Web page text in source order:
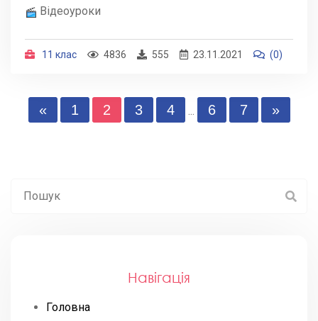
Відеоуроки
11 клас 4836 555 23.11.2021 (0)
« 1 2 3 4 6 7 »
Навігація
Головна